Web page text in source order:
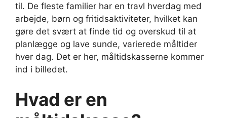
til. De fleste familier har en travl hverdag med
arbejde, børn og fritidsaktiviteter, hvilket kan
gøre det svært at finde tid og overskud til at
planlægge og lave sunde, varierede måltider
hver dag. Det er her, måltidskasserne kommer
ind i billedet.
Hvad er en